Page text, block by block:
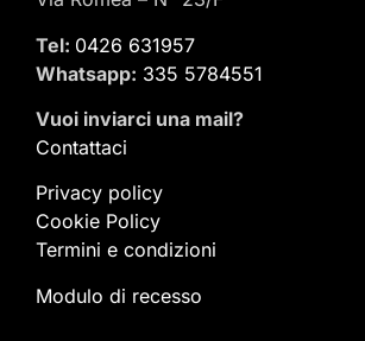
Tel: 0426 631957
Whatsapp: 335 5784551
Vuoi inviarci una mail?
Contattaci
Privacy policy
Cookie Policy
Termini e condizioni
Modulo di recesso